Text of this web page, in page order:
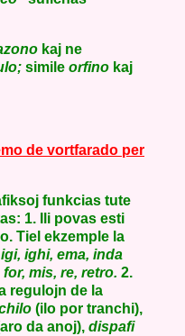
kaj ne
simile orfino kaj
de vortfarado per
funkcias tute
1. Ili povas esti
Tiel ekzemple la
ighi, ema, inda
mis, re, retro. 2.
regulojn de la
(ilo por tranchi),
da anoj), dispafi